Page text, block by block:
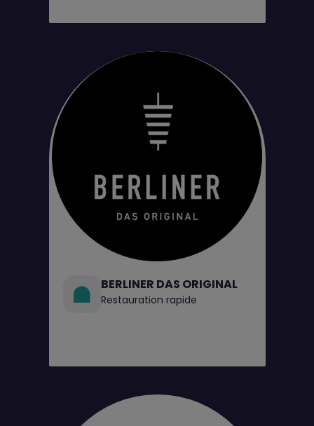
BERLINER DAS ORIGINAL
Restauration rapide